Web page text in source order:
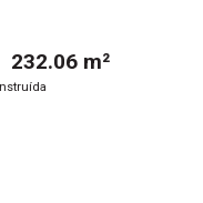
232.06 m²